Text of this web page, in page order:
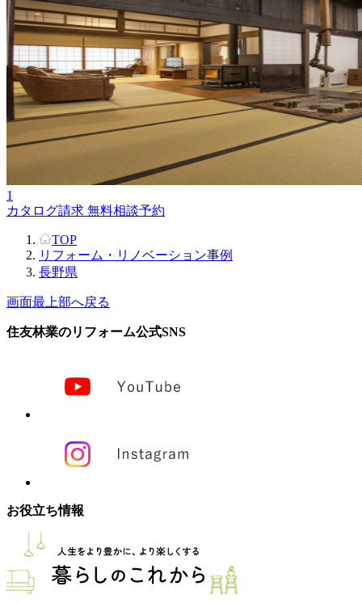
1
カタログ請求 無料相談予約
TOP
リフォーム・リノベーション事例
長野県
画面最上部へ戻る
住友林業のリフォーム公式SNS
お役立ち情報